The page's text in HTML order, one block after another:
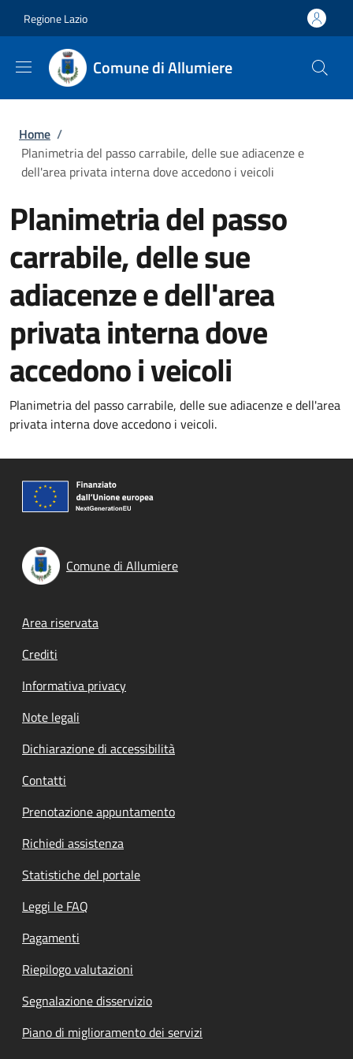
Regione Lazio
Comune di Allumiere
Briciole di pane
Home /
Planimetria del passo carrabile, delle sue adiacenze e
dell'area privata interna dove accedono i veicoli
Planimetria del passo
carrabile, delle sue
adiacenze e dell'area
privata interna dove
accedono i veicoli
Planimetria del passo carrabile, delle sue adiacenze e dell'area
privata interna dove accedono i veicoli.
Comune di Allumiere
Footer menu
Area riservata
Crediti
Informativa privacy
Note legali
Dichiarazione di accessibilità
Contatti
Prenotazione appuntamento
Richiedi assistenza
Statistiche del portale
Leggi le FAQ
Pagamenti
Riepilogo valutazioni
Segnalazione disservizio
Piano di miglioramento dei servizi